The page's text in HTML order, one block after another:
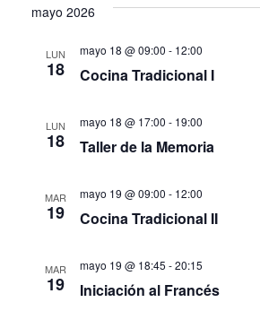
la
mayo 2026
LUN
18 Cocina Tradicional I
mayo 18 @ 09:00 - 12:00
LUN
18 Taller de la Memoria
mayo 18 @ 17:00 - 19:00
MAR
19 Cocina Tradicional II
mayo 19 @ 09:00 - 12:00
MAR
19 Iniciación al Francés
mayo 19 @ 18:45 -20:15